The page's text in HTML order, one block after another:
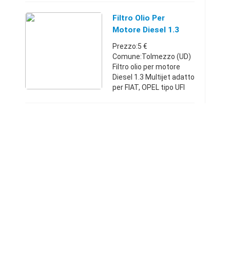
invertitore di marcia e
acceleratore separato,
solo per 1 ...
Filtro Olio Per
Motore Diesel 1.3
Multijet
Prezzo:5 €
Comune:Tolmezzo (UD)
Filtro olio per motore
Diesel 1.3 Multijet adatto
per FIAT, OPEL tipo UFI